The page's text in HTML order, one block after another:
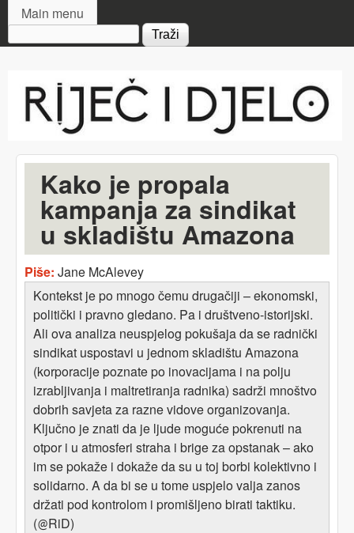
MAIN MENU
Main menu
Search form
i djelo
Kako je propala
kampanja za sindikat
u skladištu Amazona
Piše: Jane McAlevey
Kontekst je po mnogo čemu drugačiji – ekonomski,
politički i pravno gledano. Pa i društveno-istorijski.
Ali ova analiza neuspjelog pokušaja da se radnički
sindikat uspostavi u jednom skladištu Amazona
(korporacije poznate po inovacijama i na polju
izrabljivanja i maltretiranja radnika) sadrži mnoštvo
dobrih savjeta za razne vidove organizovanja.
Ključno je znati da je ljude moguće pokrenuti na
otpor i u atmosferi straha i brige za opstanak – ako
im se pokaže i dokaže da su u toj borbi kolektivno i
solidarno. A da bi se u tome uspjelo valja zanos
držati pod kontrolom i promišljeno birati taktiku.
(@RiD)